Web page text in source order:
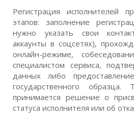
Регистрация исполнителей
этапов: заполнение
нужно указать свои
аккаунты в соцсетях),
онлайн-режиме,
специалистом сервиса,
данных либо
государственного образца.
принимается решение о
статуса исполнителя или об